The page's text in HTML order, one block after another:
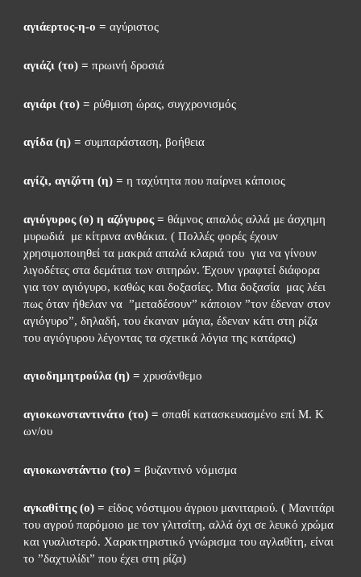
αγιάερτος-η-ο = αγύριστος
αγιάζι (το) = πρωινή δροσιά
αγιάρι (το) = ρύθμιση ώρας, συγχρονισμός
αγίδα (η) = συμπαράσταση, βοήθεια
αγίζι, αγιζότη (η) = η ταχύτητα που παίρνει κάποιος
αγιόγυρος (ο) η αζόγυρος = θάμνος απαλός αλλά με άσχημη
μυρωδιά  με κίτρινα ανθάκια. ( Πολλές φορές έχουν
χρησιμοποιηθεί τα μακριά απαλά κλαριά του  για να γίνουν
λιγοδέτες στα δεμάτια των σιτηρών. Έχουν γραφτεί διάφορα
για τον αγιόγυρο, καθώς και δοξασίες. Μια δοξασία  μας λέει
πως όταν ήθελαν να  ”μεταδέσουν” κάποιον ”τον έδεναν στον
αγιόγυρο”, δηλαδή, του έκαναν μάγια, έδεναν κάτι στη ρίζα
του αγιόγυρου λέγοντας τα σχετικά λόγια της κατάρας)
αγιοδημητρούλα (η) = χρυσάνθεμο
αγιοκωνσταντινάτο (το) = σπαθί κατασκευασμένο επί Μ. Κ
ων/ου
αγιοκωνστάντιο (το) = βυζαντινό νόμισμα
αγκαθίτης (ο) = είδος νόστιμου άγριου μανιταριού. ( Μανιτάρι
του αγρού παρόμοιο με τον γλιτσίτη, αλλά όχι σε λευκό χρώμα
και γυαλιστερό. Χαρακτηριστικό γνώρισμα του αγλαθίτη, είναι
το ”δαχτυλίδι” που έχει στη ρίζα)